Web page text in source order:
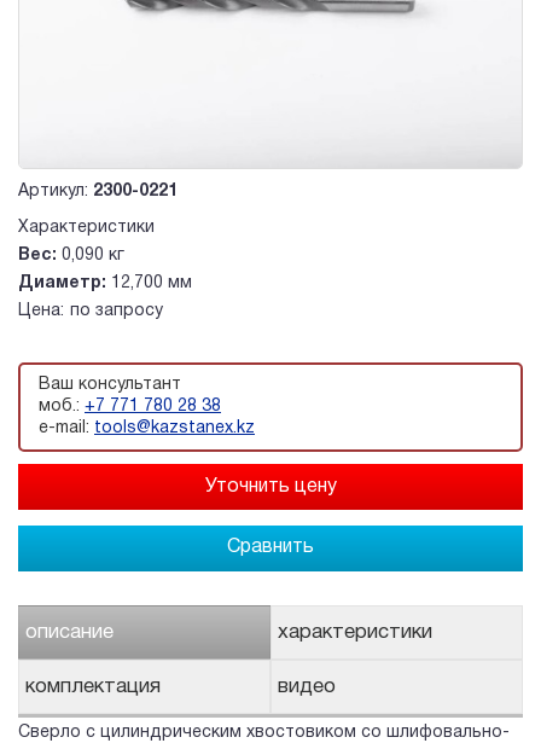
Артикул: 2300-0221
Характеристики
Вес: 0,090 кг
Диаметр: 12,700 мм
Цена: по запросу
Ваш консультант
моб.: +7 771 780 28 38
e-mail: tools@kazstanex.kz
Сравнить
описание характеристики
комплектация видео
Сверло с цилиндрическим хвостовиком со шлифовально-